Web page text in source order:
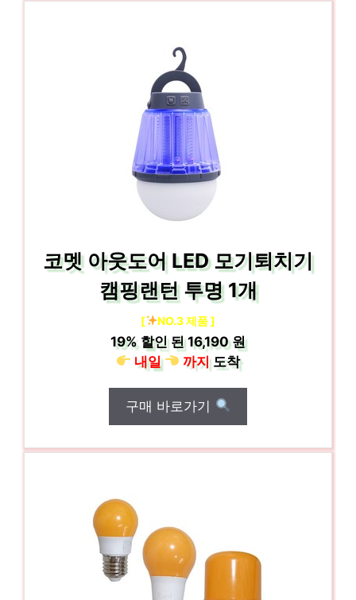
코멧 아웃도어 LED 모기퇴치기
캠핑랜턴 투명 1개
[ NO.3 제품 ]
19% 할인 된16,190 원
내일
까지도착
구매 바로가기